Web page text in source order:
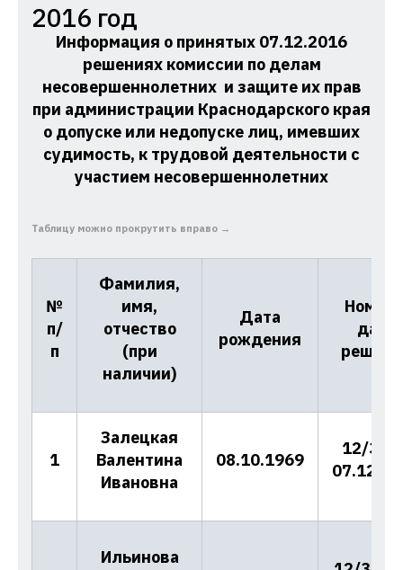
Комиссия
по
делам
несовершеннолетних
и
защите
их
прав
при
Администрации
Краснодарского
края
2016 год
Информация о принятых 07.12.2016
решениях комиссии по делам
несовершеннолетних и защите их прав
при администрации Краснодарского края
о допуске или недопуске лиц, имевших
судимость, к трудовой деятельности с
участием несовершеннолетних
Таблицу можно прокрутить вправо →
№
п/
п
Фамилия,
имя,
отчество
(при
наличии)
Дата
рождения
Номер
дата
1
Залецкая
Валентина
Ивановна
08.10.1969
12/32
Ильинова